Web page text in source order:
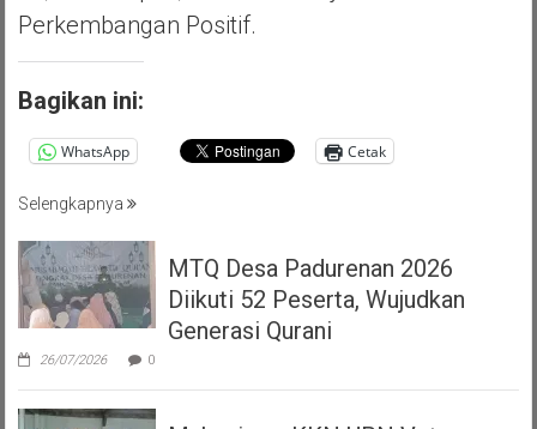
Perkembangan Positif.
Bagikan ini:
WhatsApp Cetak
Selengkapnya
MTQ Desa Padurenan 2026
Diikuti 52 Peserta, Wujudkan
Generasi Qurani
26/07/2026 0